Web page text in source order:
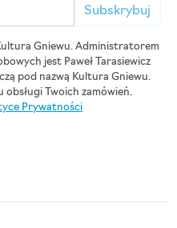
Subskrybuj
Gniewu. Administratorem
jest Paweł Tarasiewicz
pod nazwą Kultura Gniewu.
obsługi Twoich zamówień.
Prywatności